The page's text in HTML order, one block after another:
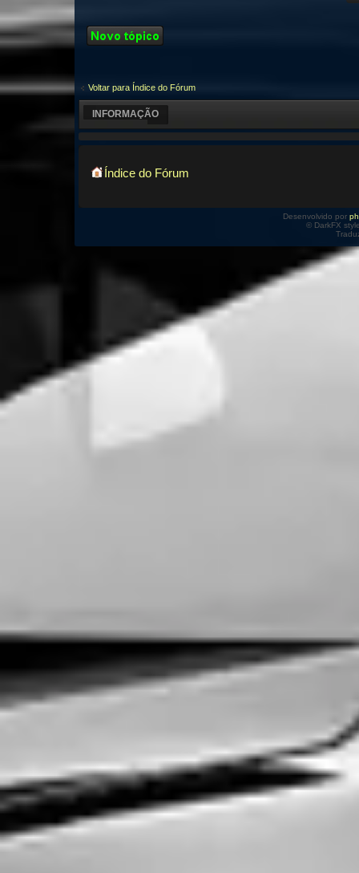
Criar um novo
Tópico
Voltar para Índice do Fórum
INFORMAÇÃO
Índice do Fórum
Desenvolvido por
© DarkFX